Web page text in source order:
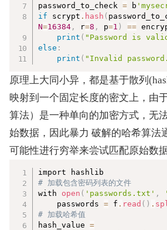
password_to_check = b
if scrypt . hash (
N=16384 , r=8 , p=1 ) ==
print ( "Password is
else :
print ( "Invalid
原理上大同小异，都是基于散列
映射到一个固定长度的密文上，由
算法）是一种单向的加密方式，无
始数据，因此暴力 破解的哈希算法
可能性进行穷举来尝试匹配原始数据
# 加载包含密码列表的文件
with open ( 'passwords.txt' ,
    passwords
= f . read ( ) .
# 加载哈希值
hash_value =